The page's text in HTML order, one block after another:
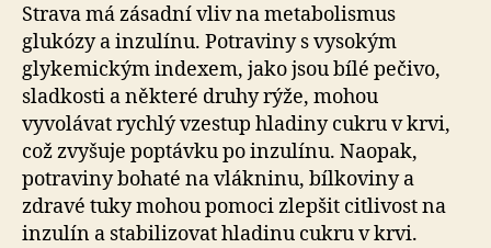
Strava má zásadní vliv na metabolismus
glukózy a inzulínu. Potraviny s vysokým
glykemickým indexem, jako jsou bílé pečivo,
sladkosti a některé druhy rýže, mohou
vyvolávat rychlý vzestup hladiny cukru v krvi,
což zvyšuje poptávku po inzulínu. Naopak,
potraviny bohaté na vlákninu, bílkoviny a
zdravé tuky mohou pomoci zlepšit citlivost na
inzulín a stabilizovat hladinu cukru v krvi.